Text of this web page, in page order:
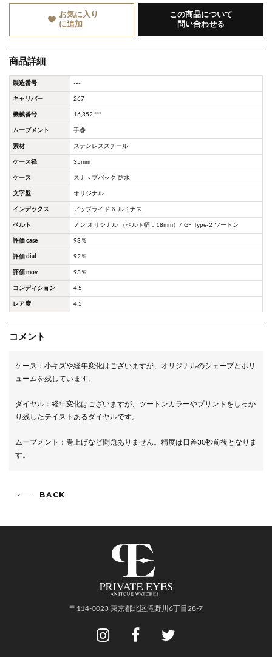
お気に入り
に追加
この商品について
問い合わせる
商品詳細
製造番号 ---
キャリバー 267
機械番号 16,352,***
ムーブメント 手巻
素材 ステンレススチール
ケース径 35mm
ケース スナップバック 防水
文字盤 オリジナル
インデックス アップライド & ルミナス
ベルト ノン オリジナル （ベルト幅：18mm）/ GF Type-2 ツートン
評価 case 93％
評価 dial 92％
評価 mov 93％
コンディション 4.5
レア度 4.5
コメント
ケース：小キズや経年変化はございますが、オリジナルのシェープとボリ
ュームを残しています。
ダイヤル：経年変化はございますが、ツートンカラーやプリントをしっか
り残したテイストあるダイヤルです。
ムーブメント：巻上げなど問題ありません。精度は日差30秒前後となりま
す。
BACK
〒114-0023 東京都北区滝野川6丁目28-7